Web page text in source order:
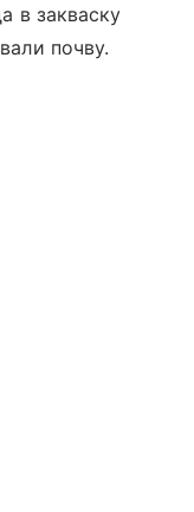
в закваску
почву.